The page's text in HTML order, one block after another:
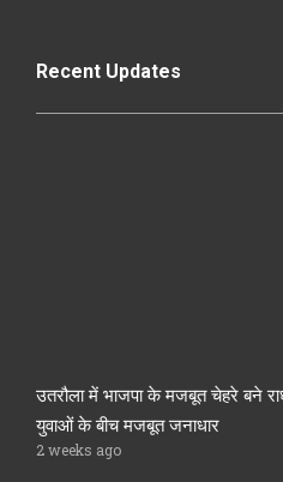
Recent Updates
उतरौला में भाजपा के मजबूत चेहरे बने
युवाओं के बीच मजबूत जनाधार
2 weeks ago